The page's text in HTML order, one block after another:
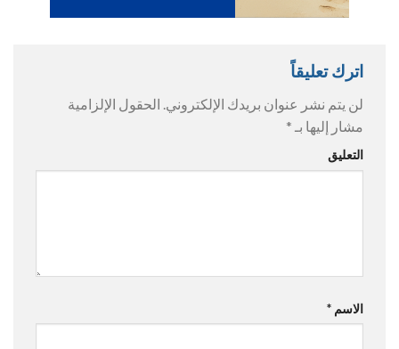
اترك تعليقاً
لن يتم نشر عنوان بريدك الإلكتروني. الحقول الإلزامية
مشار إليها بـ *
التعليق
الاسم *